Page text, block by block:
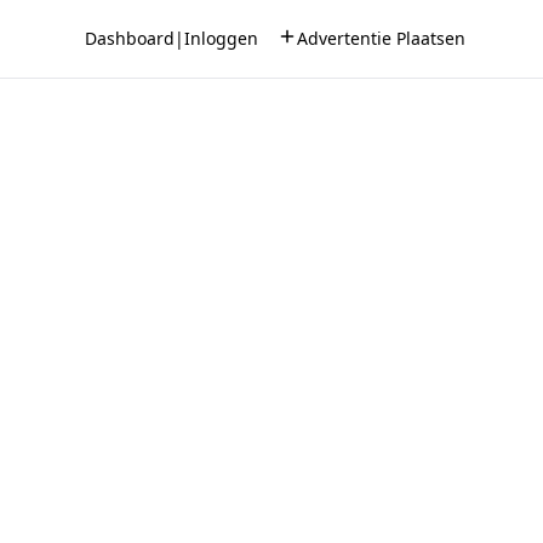
Dashboard |Inloggen Advertentie Plaatsen